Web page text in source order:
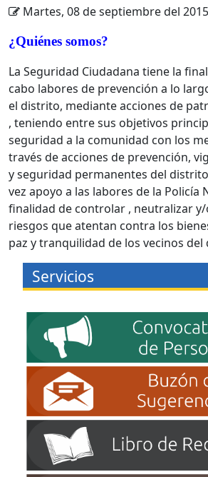
Martes, 08 de septiembre del 2015
¿Quiénes somos?
La Seguridad Ciudadana tiene la
cabo labores de prevención a lo
el distrito, mediante acciones de
, teniendo entre sus objetivos
seguridad a la comunidad con los
través de acciones de prevención,
y seguridad permanentes del
vez apoyo a las labores de la Policía
finalidad de controlar , neutralizar
riesgos que atentan contra los
paz y tranquilidad de los vecinos
Servicios